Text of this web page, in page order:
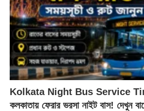
Kolkata Night Bus Service
কলকাতায় ফেরার ভরসা নাইট বাস! দেখুন